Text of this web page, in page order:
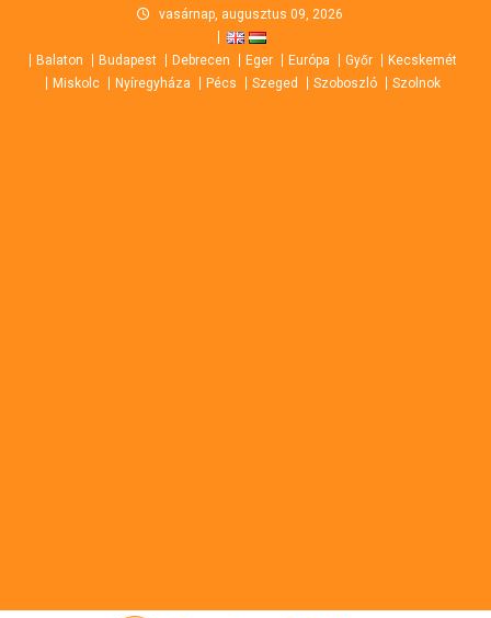
content
vasárnap, augusztus 09, 2026
Balaton Budapest Debrecen Eger Európa Győr
Kecskemét
Miskolc
Nyíregyháza Pécs Szeged Szoboszló Szolnok